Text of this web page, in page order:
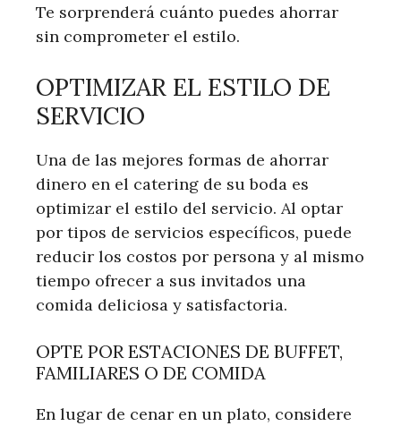
Te sorprenderá cuánto puedes ahorrar
sin comprometer el estilo.
OPTIMIZAR EL ESTILO DE
SERVICIO
Una de las mejores formas de ahorrar
dinero en el catering de su boda es
optimizar el estilo del servicio. Al optar
por tipos de servicios específicos, puede
reducir los costos por persona y al mismo
tiempo ofrecer a sus invitados una
comida deliciosa y satisfactoria.
OPTE POR ESTACIONES DE BUFFET,
FAMILIARES O DE COMIDA
En lugar de cenar en un plato, considere